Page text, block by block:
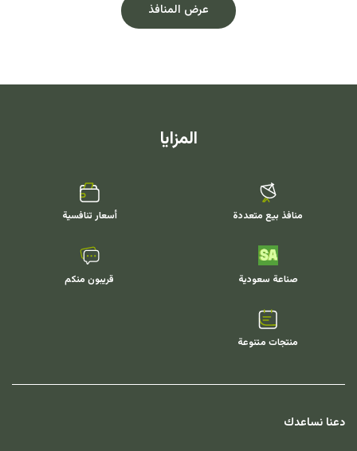
عرض المنافذ
المزايا
منافذ بيع متعددة أسعار تنافسية
صناعة سعودية قريبون منكم
منتجات متنوعة
دعنا نساعدك